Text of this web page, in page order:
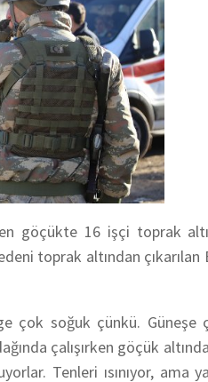
göçükte 16 işçi toprak
toprak altından çıkarılan
çok soğuk çünkü. Güneşe
çalışırken göçük
Tenleri ısınıyor, ama